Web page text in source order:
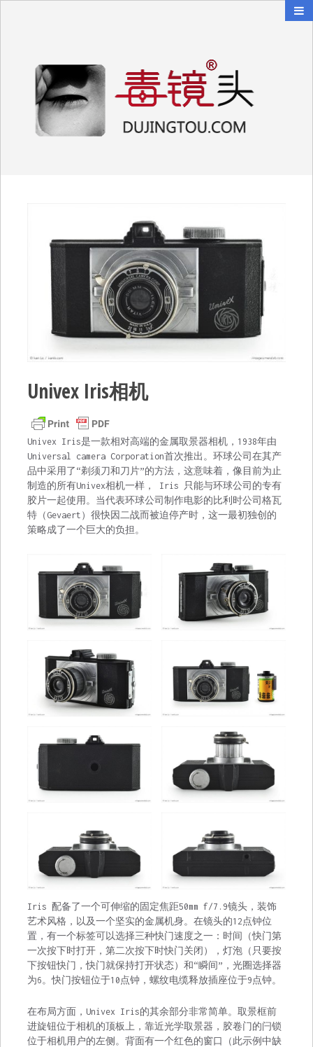
Univex Iris相机
Univex Iris是一款相对高端的金属取景器相机，1938年由
Universal camera Corporation首次推出。环球公司在其产
品中采用了“剃须刀和刀片”的方法，这意味着，像目前为止
制造的所有Univex相机一样， Iris 只能与环球公司的专有
胶片一起使用。当代表环球公司制作电影的比利时公司格瓦
特（Gevaert）很快因二战而被迫停产时，这一最初独创的
策略成了一个巨大的负担。
Iris 配备了一个可伸缩的固定焦距50mm f/7.9镜头，装饰
艺术风格，以及一个坚实的金属机身。在镜头的12点钟位
置，有一个标签可以选择三种快门速度之一：时间（快门第
一次按下时打开，第二次按下时快门关闭），灯泡（只要按
下按钮快门，快门就保持打开状态）和“瞬间”，光圈选择器
为6。快门按钮位于10点钟，螺纹电缆释放插座位于9点钟。
在布局方面，Univex Iris的其余部分非常简单。取景框前
进旋钮位于相机的顶板上，靠近光学取景器，胶卷门的闩锁
位于相机用户的左侧。背面有一个红色的窗口（此示例中缺